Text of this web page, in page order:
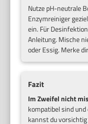
Nutze pH-neutrale
Enzymreiniger
ein. Für
Anleitung. Mische
oder Essig. Merke
Fazit
Im Zweifel nicht
kompatibel sind
kannst du